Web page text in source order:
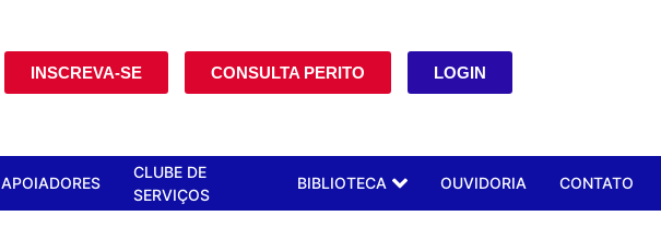
INSCREVA-SE CONSULTA PERITO LOGIN
APOIADORES
CLUBE DE
SERVIÇOS
BIBLIOTECA OUVIDORIA CONTATO